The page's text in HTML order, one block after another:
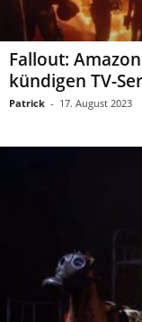
Fallout:
kündigen TV-
Patrick - 17. August 2023